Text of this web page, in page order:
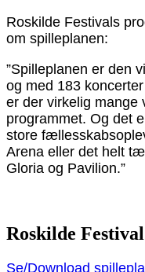
Roskilde Festivals
om spilleplanen:
”Spilleplanen er den
og med 183
er der virkelig mange
programmet. Og det
store
Arena eller det helt
Gloria og Pavilion.”
Roskilde
Se/Download